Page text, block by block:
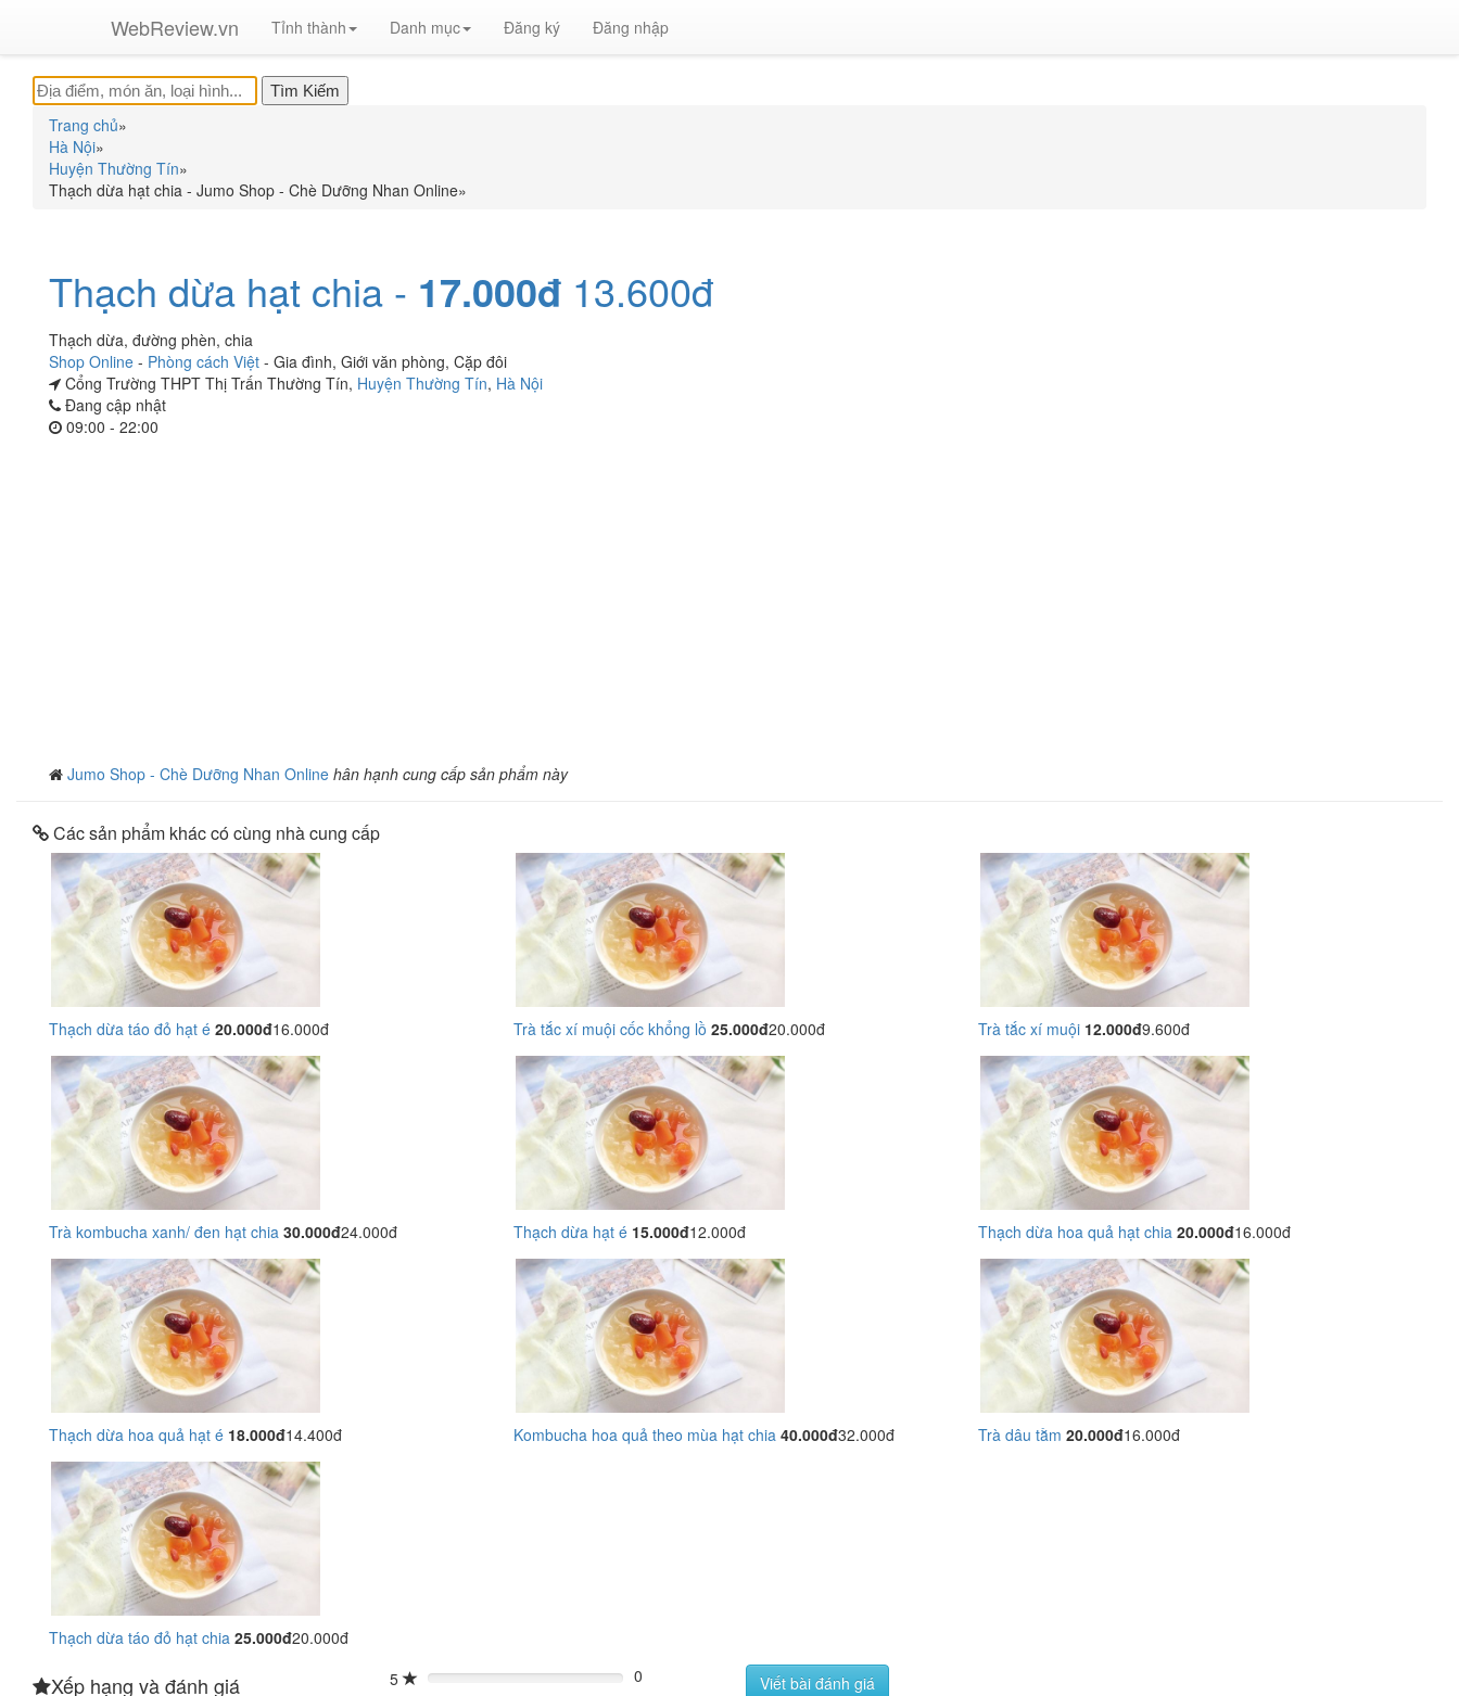
WebReview.vn Tỉnh thành Danh mục Đăng ký Đăng nhập
Trang chủ»
Hà Nội»
Huyện Thường Tín»
Thạch dừa hạt chia - Jumo Shop - Chè Dưỡng Nhan Online»
Thạch dừa hạt chia - 17.000đ 13.600đ
Thạch dừa, đường phèn, chia
Shop Online - Phòng cách Việt - Gia đình, Giới văn phòng, Cặp đôi
Cổng Trường THPT Thị Trấn Thường Tín, Huyện Thường Tín, Hà Nội
Đang cập nhật
09:00 - 22:00
Jumo Shop - Chè Dưỡng Nhan Online hân hạnh cung cấp sản phẩm này
Các sản phẩm khác có cùng nhà cung cấp
Thạch dừa táo đỏ hạt é 20.000đ16.000đ Trà tắc xí muội cốc khổng lồ 25.000đ20.000đ Trà tắc xí muội 12.000đ9.600đ
Trà kombucha xanh/ đen hạt chia 30.000đ24.000đ Thạch dừa hạt é 15.000đ12.000đ Thạch dừa hoa quả hạt chia 20.000đ16.000đ
Thạch dừa hoa quả hạt é 18.000đ14.400đ Kombucha hoa quả theo mùa hạt chia 40.000đ32.000đ Trà dâu tằm 20.000đ16.000đ
Thạch dừa táo đỏ hạt chia 25.000đ20.000đ
Xếp hạng và đánh giá 5 0%
0
Viết bài đánh giá